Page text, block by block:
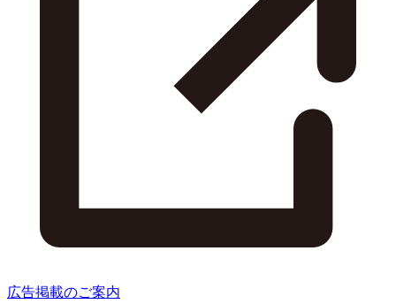
広告掲載のご案内